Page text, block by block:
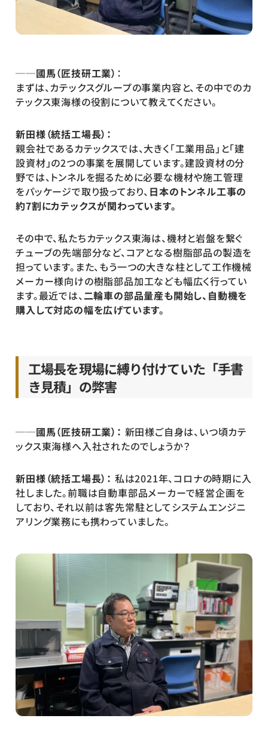
──國馬（匠技研工業） ：
まずは、カテックスグループの事業内容と、その中でのカ
テックス東海様の役割について教えてください。
新田様（統括工場長）：
親会社であるカテックスでは、大きく「工業用品」と「建
設資材」の2つの事業を展開しています。建設資材の分
野では、トンネルを掘るために必要な機材や施工管理
をパッケージで取り扱っており、 日本のトンネル工事の
約7割にカテックスが関わっています。
その中で、私たちカテックス東海は、機材と岩盤を繋ぐ
チューブの先端部分など、コアとなる樹脂部品の製造を
担っています。また、もう一つの大きな柱として工作機械
メーカー様向けの樹脂部品加工なども幅広く行ってい
ます。最近では、二輪車の部品量産も開始し、自動機を
購入して対応の幅を広げています。
工場長を現場に縛り付けていた「手書
き見積」の弊害
──國馬（匠技研工業）： 新田様ご自身は、いつ頃カテ
ックス東海様へ入社されたのでしょうか？
新田様（統括工場長）： 私は2021年、コロナの時期に入
社しました。前職は自動車部品メーカーで経営企画を
しており、それ以前は客先常駐としてシステムエンジニ
アリング業務にも携わっていました。